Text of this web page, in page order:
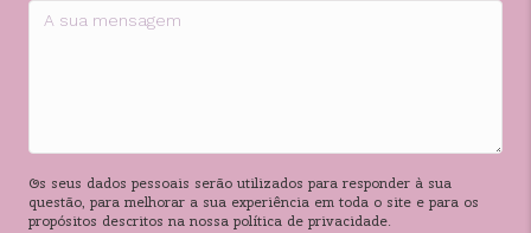
Os seus dados pessoais serão utilizados para responder à sua
questão, para melhorar a sua experiência em toda o site e para os
propósitos descritos na nossa política de privacidade.